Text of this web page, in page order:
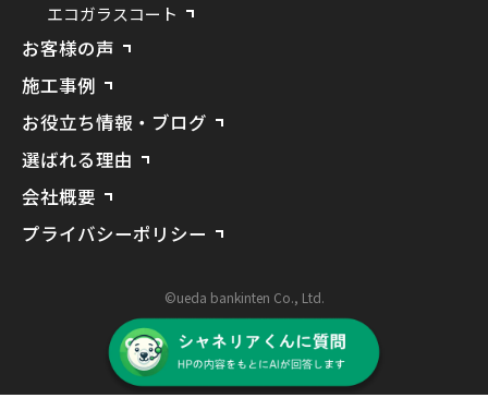
お客様の声
施工事例
お役立ち情報・ブログ
選ばれる理由
会社概要
プライバシーポリシー
エコガラスコート
©ueda bankinten Co., Ltd.